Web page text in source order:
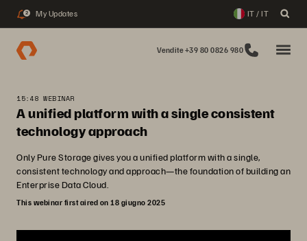
2 My Updates IT / IT
Vendite +39 80 0826 980
15:48 WEBINAR
A unified platform with a single consistent
technology approach
Only Pure Storage gives you a unified platform with a single,
consistent technology and approach—the foundation of building an
Enterprise Data Cloud.
This webinar first aired on 18 giugno 2025